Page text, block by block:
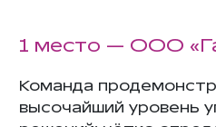
1 место — ООО
Команда
высочайший уровень